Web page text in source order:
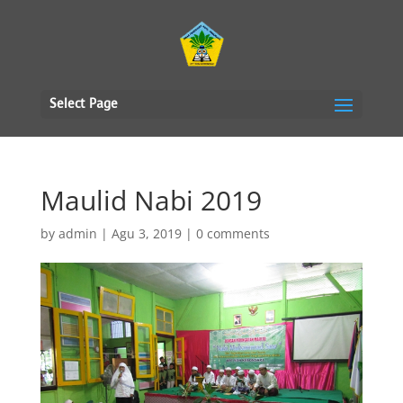
Select Page
Maulid Nabi 2019
by admin | Agu 3, 2019| 0 comments